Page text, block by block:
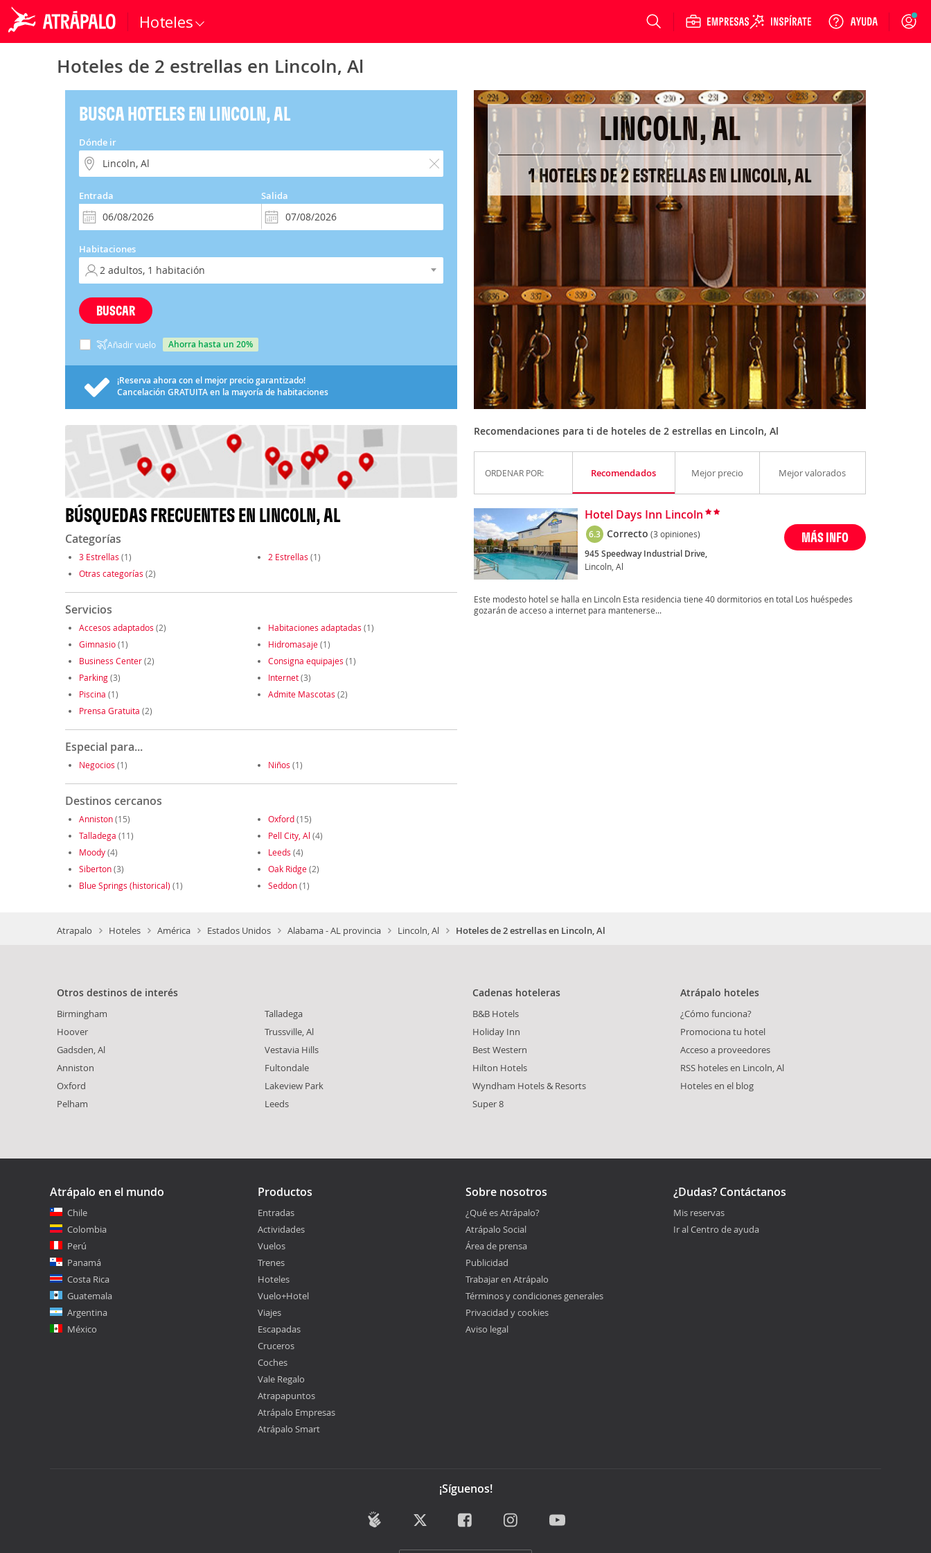
Hoteles Login
Hoteles de 2 estrellas en Lincoln, Al
BUSCA HOTELES EN LINCOLN, AL
Dónde ir
Entrada Salida
Habitaciones
BUSCAR
Añadir vuelo ahorra hasta un 20%
¡Reserva ahora con el mejor precio garantizado!
Cancelación GRATUITAen la mayoría de habitaciones
BÚSQUEDAS FRECUENTES EN LINCOLN, AL
Categorías
3 Estrellas (1) 2 Estrellas (1)
Otras categorías (2)
Servicios
Accesos adaptados (2) Habitaciones adaptadas (1)
Gimnasio(1) Hidromasaje(1)
Business Center(2) Consigna equipajes (1)
Parking(3) Internet(3)
Piscina (1) Admite Mascotas (2)
Prensa Gratuita (2)
Especial para...
Negocios (1) Niños (1)
Destinos cercanos
Anniston(15) Oxford(15)
Talladega (11) Pell City, Al (4)
Moody(4) Leeds (4)
Siberton(3) Oak Ridge(2)
Blue Springs (historical) (1) Seddon(1)
LINCOLN, AL
1 HOTELES DE 2 ESTRELLAS EN LINCOLN, AL
Recomendaciones para ti de hoteles de 2 estrellas en Lincoln, Al
ORDENAR POR: Recomendados Mejor precio Mejor valorados
Hotel Days Inn Lincoln
6.3 Correcto (3 opiniones)
945 Speedway Industrial Drive,
Lincoln, Al
MÁS INFO
Este modesto hotel se halla en Lincoln Esta residencia tiene 40 dormitorios en total Los huéspedes
gozarán de acceso a internet para mantenerse...
Atrapalo Hoteles América Estados Unidos Alabama - AL provincia Lincoln, Al Hoteles de 2 estrellas en Lincoln, Al
Otros destinos de interés
Birmingham
Hoover
Gadsden, Al
Anniston
Oxford
Pelham
Talladega
Trussville, Al
Vestavia Hills
Fultondale
Lakeview Park
Leeds
Cadenas hoteleras
B&B Hotels
Holiday Inn
Best Western
Hilton Hotels
Wyndham Hotels & Resorts
Super 8
Atrápalo hoteles
¿Cómo funciona?
Promociona tu hotel
Acceso a proveedores
RSS hoteles en Lincoln, Al
Hoteles en el blog
Atrápalo en el mundo
Chile
Colombia
Perú
Panamá
Costa Rica
Guatemala
Argentina
México
Productos
Entradas
Actividades
Vuelos
Trenes
Hoteles
Vuelo+Hotel
Viajes
Escapadas
Cruceros
Coches
Vale Regalo
Atrapapuntos
Atrápalo Empresas
Atrápalo Smart
Sobre nosotros
¿Qué es Atrápalo?
Atrápalo Social
Área de prensa
Publicidad
Trabajar en Atrápalo
Términos y condiciones generales
Privacidad y cookies
Aviso legal
¿Dudas? Contáctanos
Mis reservas
Ir al Centro de ayuda
¡Síguenos!